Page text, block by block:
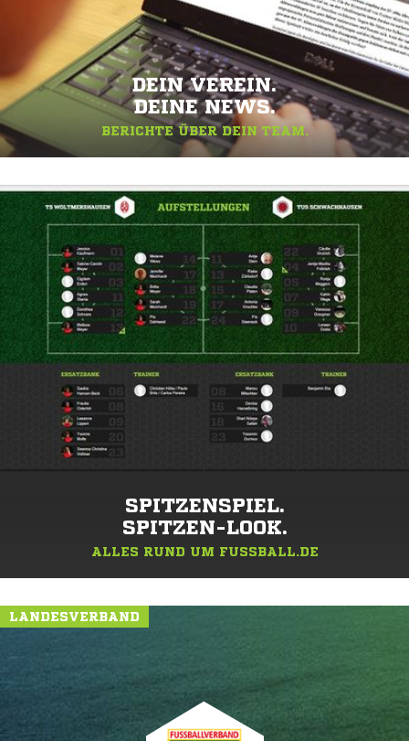
DEIN VEREIN.
DEINE NEWS.
BERICHTE ÜBER DEIN TEAM.
SPITZENSPIEL.
SPITZEN-LOOK.
ALLES RUND UM FUSSBALL.DE
LANDESVERBAND